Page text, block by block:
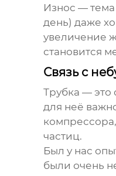
Износ — тема
день) даже
увеличение
становится
Связь с
Трубка —
для неё
частиц.
Был у нас
были очень